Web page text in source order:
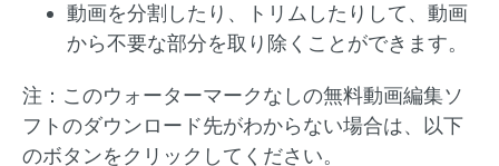
動画を分割したり、トリムしたりして、動画
から不要な部分を取り除くことができます。
注：このウォーターマークなしの無料動画編集ソ
フトのダウンロード先がわからない場合は、以下
のボタンをクリックしてください。